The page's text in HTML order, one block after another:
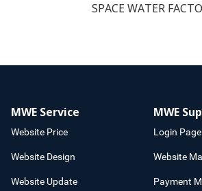
SPACE WATER
MWE Service
Website Price
Website Design
Website Update
MWE
Login Page
Website
Payment